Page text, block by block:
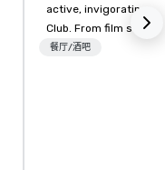
active, invigorating
Club. From film
dinners to high-
餐厅/酒吧